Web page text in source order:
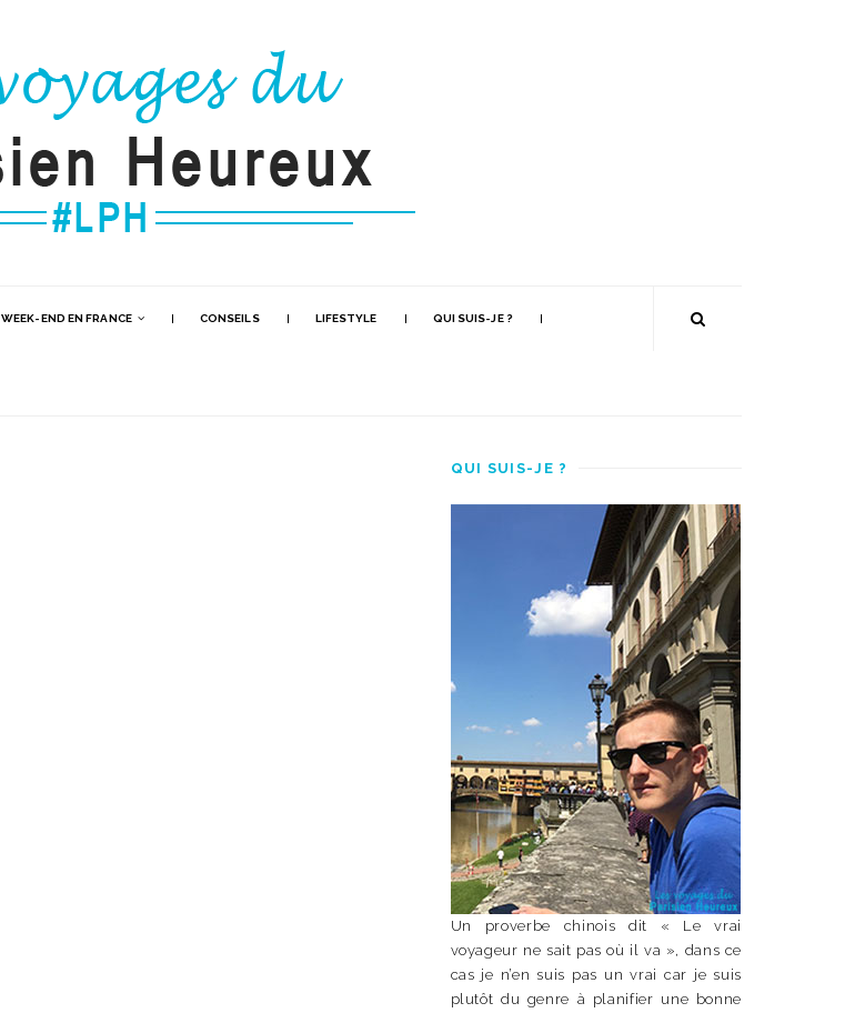
WEEK-END EN FRANCE CONSEILS LIFESTYLE QUI SUIS-JE ?
QUI SUIS-JE ?
Un proverbe chinois dit « Le vrai
voyageur ne sait pas où il va », dans ce
cas je n’en suis pas un vrai car je suis
plutôt du genre à planifier une bonne